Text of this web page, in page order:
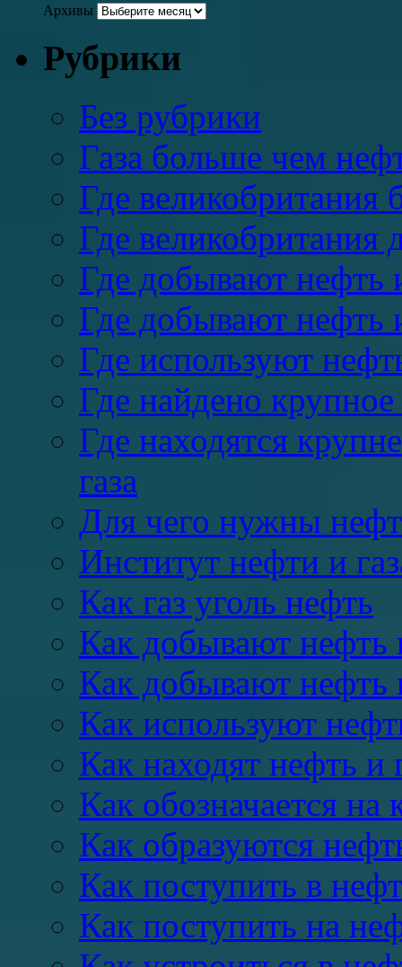
Архивы
Рубрики
Без рубрики
Газа больше чем
Где великобритания
Где великобритания
Где добывают нефть
Где добывают нефть
Где используют
Где найдено
Где находятся
газа
Для чего нужны
Институт нефти и
Как газ уголь нефть
Как добывают нефть
Как добывают нефть
Как используют
Как находят нефть и
Как обозначается на
Как образуются
Как поступить в
Как поступить на